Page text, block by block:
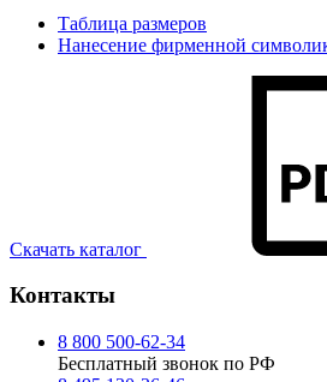
Таблица размеров
Нанесение фирменной
Скачать каталог
Контакты
8 800 500-62-34
Бесплатный звонок по РФ